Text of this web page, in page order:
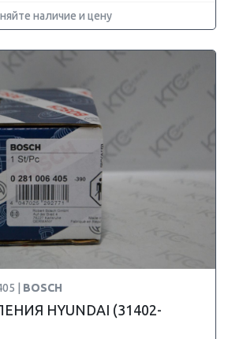
наличие и цену
| BOSCH
HYUNDAI (31402-